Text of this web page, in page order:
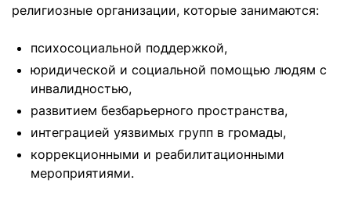
религиозные организации, которые занимаются:
психосоциальной поддержкой,
юридической и социальной помощью людям с
инвалидностью,
развитием безбарьерного пространства,
интеграцией уязвимых групп в громады,
коррекционными и реабилитационными
мероприятиями.